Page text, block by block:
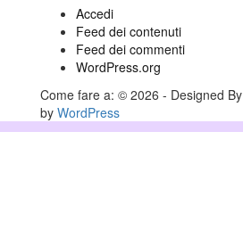
Accedi
Feed dei contenuti
Feed dei commenti
WordPress.org
Come fare a: © 2026 - Designed By
by WordPress